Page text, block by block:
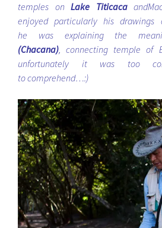
temples onLake Titicaca
enjoyed particularly his
he was explaining the
(Chacana), connecting temple of
unfortunately it was too
to comprehend…:)